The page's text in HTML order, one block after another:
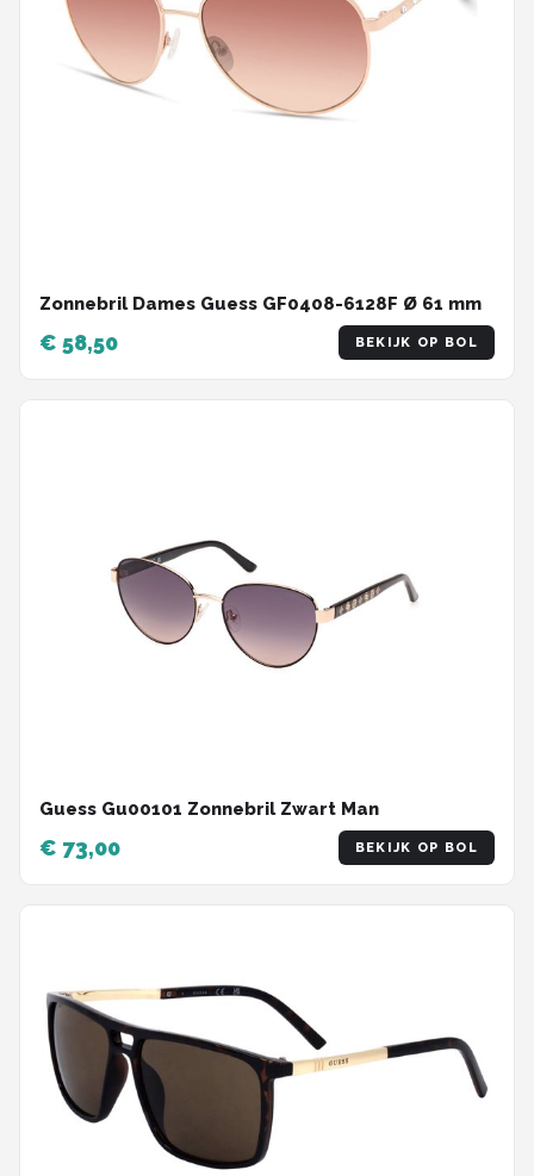
Zonnebril Dames Guess GF0408-6128F Ø 61 mm
€ 58,50 BEKIJK OP BOL
Guess Gu00101 Zonnebril Zwart Man
€ 73,00 BEKIJK OP BOL